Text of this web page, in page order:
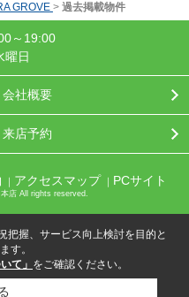
GROVE > 過去掲載物件
～19:00
曜日
会社概要
来店予約
アクセスマップ PCサイト
店 All rights reserved.
把握、サービス向上検討を目的と
す。
て」 をご確認ください。